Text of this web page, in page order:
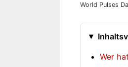
World Pulses
Wer